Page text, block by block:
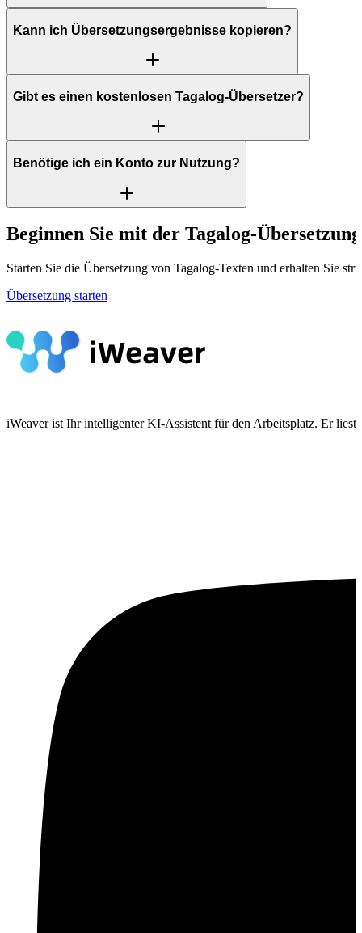
Kann ich Übersetzungsergebnisse kopieren?
Gibt es einen kostenlosen Tagalog-Übersetzer?
Benötige ich ein Konto zur Nutzung?
Beginnen Sie mit der Tagalog-Übersetzung
Starten Sie die Übersetzung von Tagalog-Texten und erhalten Sie
Übersetzung starten
iWeaver ist Ihr intelligenter KI-Assistent für den Arbeitsplatz. Er